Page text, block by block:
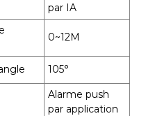
par IA
0~12M
105°
Alarme push
par application